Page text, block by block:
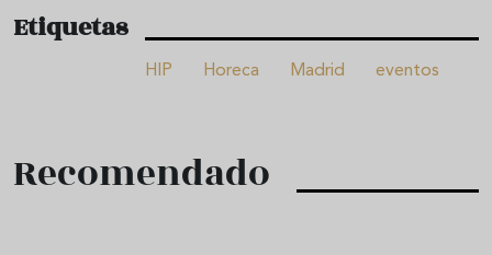
Etiquetas
HIP Horeca Madrid eventos
Recomendado